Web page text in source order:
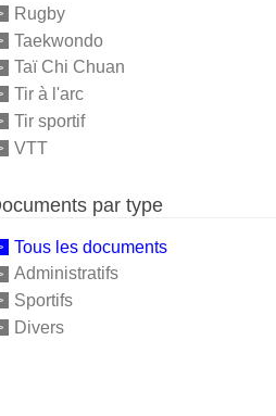
Rugby
Taekwondo
Taï Chi Chuan
Tir à l'arc
Tir sportif
VTT
par type
Tous les documents
Administratifs
Sportifs
Divers